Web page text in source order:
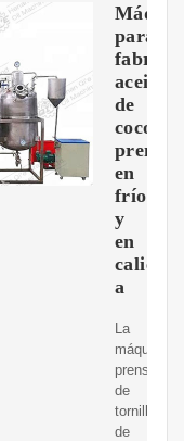
para
aceite
de
coco
en
frío
y
en
caliente
a
La
máquina
prensadora
de
tornillo
de